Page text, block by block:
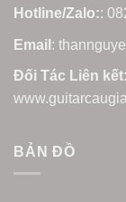
Hotline/Zalo::
Email :
Đối Tác Liên kết:
BẢN ĐỒ